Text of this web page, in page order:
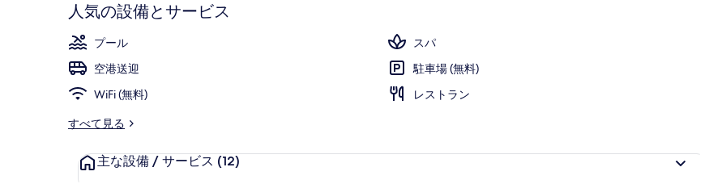
9.4、
客
様
に
評
の
人気の設備とサービス
プール
スパ
空港送迎
駐車場 (無料)
WiFi (無料)
レストラン
すべて見る
主な設備 / サービス (12)